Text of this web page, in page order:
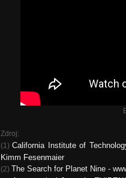
Zdroj:
(1)California Institute of
Kimm Fesenmaier
(2) The Search for Planet Nine -